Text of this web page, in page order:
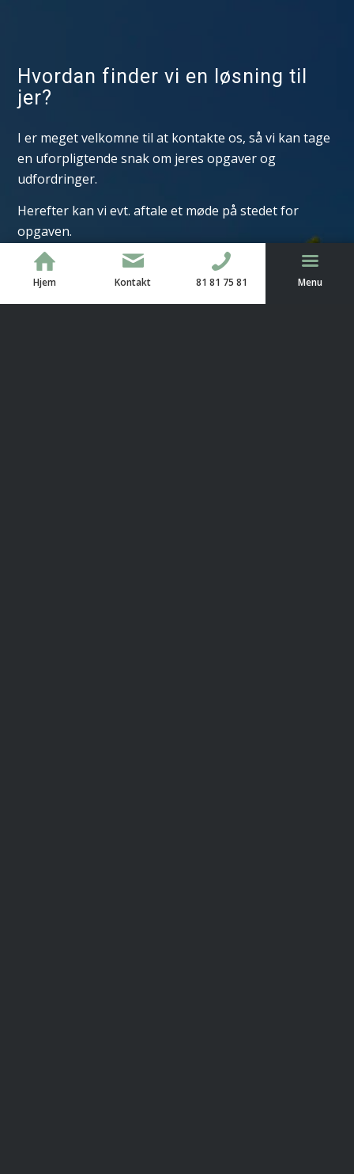
Hvordan finder vi en løsning til
jer?
I er meget velkomne til at kontakte os, så vi kan tage
en uforpligtende snak om jeres opgaver og
udfordringer.
Herefter kan vi evt. aftale et møde på stedet for
opgaven.
Når vi er på stedet, kan vi vurdere opgavens
størrelse, hvilke løsninger den kræver og udfærdige
et uforpligtende tilbud til jer.
Hjem Kontakt 81 81 75 81 Menu